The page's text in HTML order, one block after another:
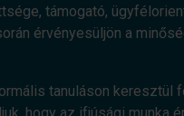
támogató,
érvényesüljön a
tanuláson